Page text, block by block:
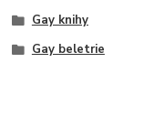
Gay knihy
Gay beletrie